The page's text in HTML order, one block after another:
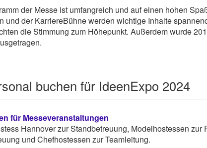
der Messe ist umfangreich und auf einen hohen
und der KarriereBühne werden wichtige Inhalte
die Stimmung zum Höhepunkt. Außerdem wurde
buchen für IdeenExpo 2024
für Messeveranstaltungen
Hannover zur Standbetreuung, Modelhostessen
und Chefhostessen zur Teamleitung.